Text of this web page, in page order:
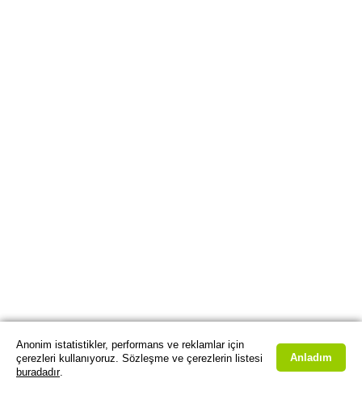
Anonim istatistikler, performans ve reklamlar için
çerezleri kullanıyoruz. Sözleşme ve çerezlerin listesi
buradadır.
Anladım